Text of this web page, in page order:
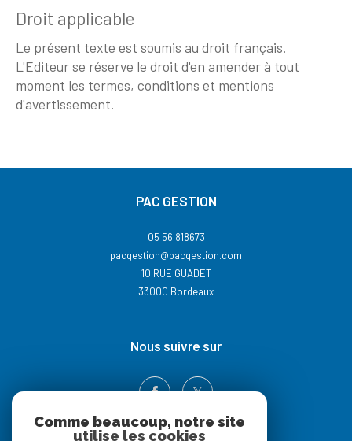
Droit applicable
Le présent texte est soumis au droit français.
L'Editeur se réserve le droit d'en amender à tout
moment les termes, conditions et mentions
d'avertissement.
PAC GESTION
05 56 818673
pacgestion@pacgestion.com
10 RUE GUADET
33000
Bordeaux
nous suivre sur
Comme beaucoup, notre site
utilise les cookies